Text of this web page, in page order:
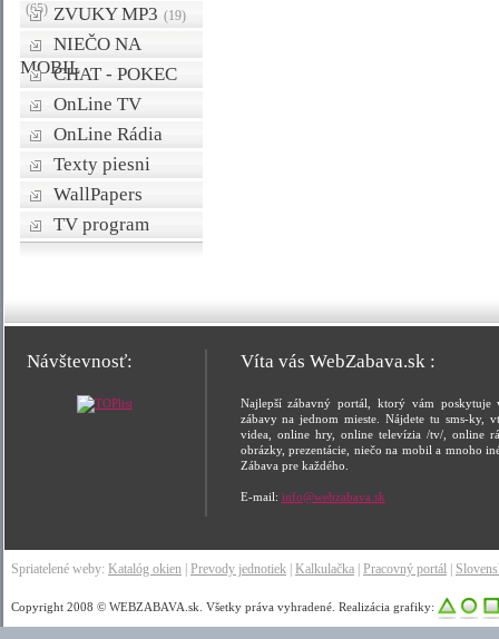
(65) ZVUKY MP3 (19)
NIEČO NA
MOBILCHAT - POKEC
OnLine TV
OnLine Rádia
Texty piesni
WallPapers
TV program
Návštevnosť: Víta vás WebZabava.sk :
Najlepší zábavný portál, ktorý vám poskytuje
zábavy na jednom mieste. Nájdete tu sms-ky,
videa, online hry, online televízia /tv/, online
obrázky, prezentácie, niečo na mobil a mnoho
Zábava pre každého.
E-mail: info@webzabava.sk
Spriatelené weby: Katalóg okien Prevody jednotiek Kalkulačka Pracovný portál
Copyright 2008 © WEBZABAVA.sk. Všetky práva vyhradené. Realizácia grafiky: